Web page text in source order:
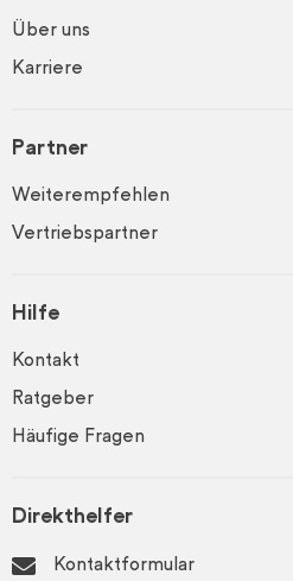
Über uns
Karriere
Partner
Weiterempfehlen
Vertriebspartner
Hilfe
Kontakt
Ratgeber
Häufige Fragen
Direkthelfer
Kontaktformular